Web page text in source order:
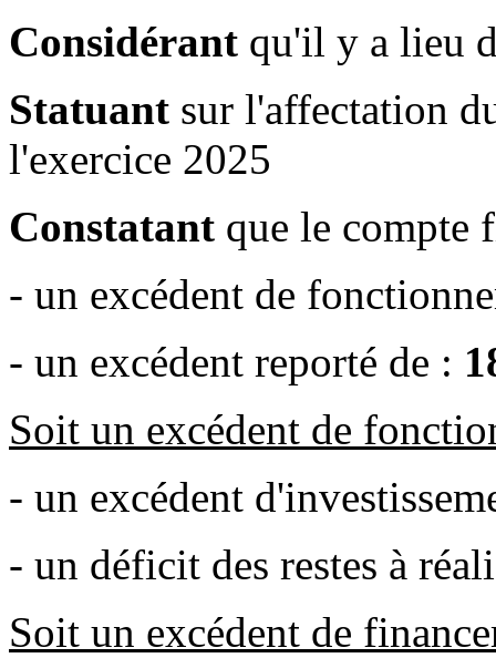
Considérant qu'il y a lieu
Statuant sur l'affectation
l'exercice 2025
Constatant que le compte
- un excédent de
- un excédent reporté de :
Soit un excédent de
- un excédent
- un déficit des restes à
Soit un excédent de